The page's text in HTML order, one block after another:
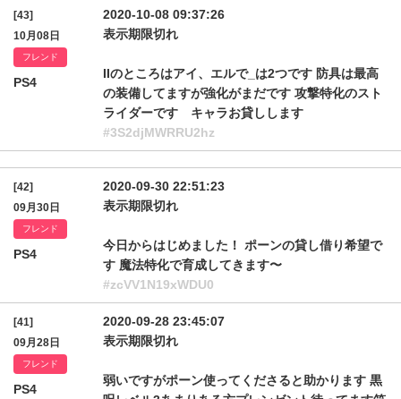
[43]
10月08日
フレンド
PS4
2020-10-08 09:37:26
表示期限切れ
IIのところはアイ、エルで_は2つです 防具は最高
の装備してますが強化がまだです 攻撃特化のスト
ライダーです キャラお貸しします
#3S2djMWRRU2hz
[42]
09月30日
フレンド
PS4
2020-09-30 22:51:23
表示期限切れ
今日からはじめました！ ポーンの貸し借り希望で
す 魔法特化で育成してきます〜
#zcVV1N19xWDU0
[41]
09月28日
フレンド
PS4
2020-09-28 23:45:07
表示期限切れ
弱いですがポーン使ってくださると助かります 黒